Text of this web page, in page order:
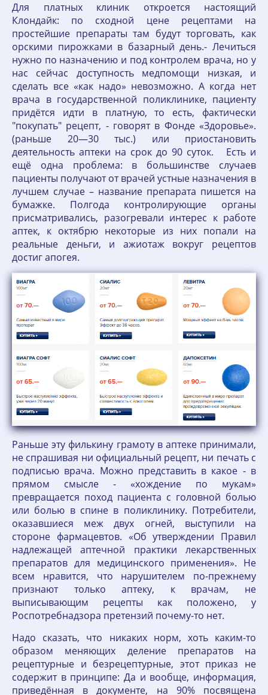
Для платных клиник откроется настоящий
Клондайк: по сходной цене рецептами на
простейшие препараты там будут торговать, как
орскими пирожками в базарный день.- Лечиться
нужно по назначению и под контролем врача, но у
нас сейчас доступность медпомощи низкая, и
сделать все «как надо» невозможно. А когда нет
врача в государственной поликлинике, пациенту
придётся идти в платную, то есть, фактически
"покупать" рецепт, - говорят в Фонде «Здоровье».
(раньше 20—30 тыс.) или приостановить
деятельность аптеки на срок до 90 суток. Есть и
ещё одна проблема: в большинстве случаев
пациенты получают от врачей устные назначения в
лучшем случае – название препарата пишется на
бумажке. Полгода контролирующие органы
присматривались, разогревали интерес к работе
аптек, к октябрю некоторые из них попали на
реальные деньги, и ажиотаж вокруг рецептов
достиг апогея.
Раньше эту филькину грамоту в аптеке принимали,
не спрашивая ни официальный рецепт, ни печать с
подписью врача. Можно представить в какое - в
прямом смысле - «хождение по мукам»
превращается поход пациента с головной болью
или болью в спине в поликлинику. Потребители,
оказавшиеся меж двух огней, выступили на
стороне фармацевтов. «Об утверждении Правил
надлежащей аптечной практики лекарственных
препаратов для медицинского применения». Не
всем нравится, что нарушителем по-прежнему
признают только аптеку, к врачам, не
выписывающим рецепты как положено, у
Роспотребнадзора претензий почему-то нет.
Надо сказать, что никаких норм, хоть каким-то
образом меняющих деление препаратов на
рецептурные и безрецептурные, этот приказ не
содержит в принципе: Да и вообще, информация,
приведённая в документе, на 90% посвящена